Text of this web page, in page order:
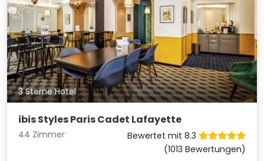
3 Sterne Hotel
ibis Styles Paris Cadet Lafayette
44 Zimmer
Bewertet mit 8.3
(1013 Bewertungen)